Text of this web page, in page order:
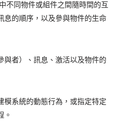
不同物件或組件之間隨時間的互
息的順序，以及參與物件的生命
與者）、訊息、激活以及物件的
模系統的動態行為，或指定特定
。